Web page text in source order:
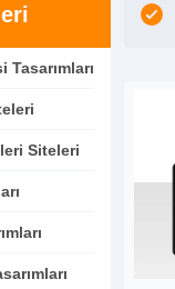
Siteleri